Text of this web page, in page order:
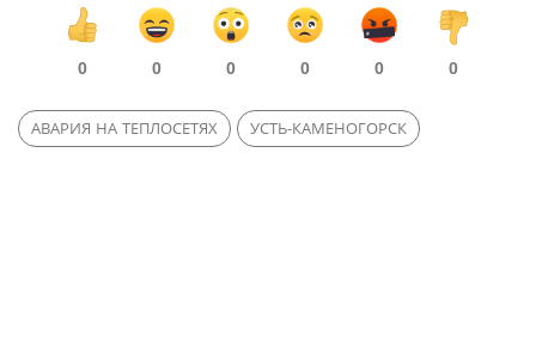
0 0 0 0 0 0
АВАРИЯ НА ТЕПЛОСЕТЯХ УСТЬ-КАМЕНОГОРСК